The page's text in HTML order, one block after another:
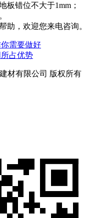
板错位不大于1mm；
助，欢迎您来电咨询。
需要做好
占优势
材有限公司 版权所有